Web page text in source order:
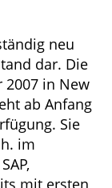
neu
dar. Die
2007 in New
ab Anfang
Sie
im
mit ersten